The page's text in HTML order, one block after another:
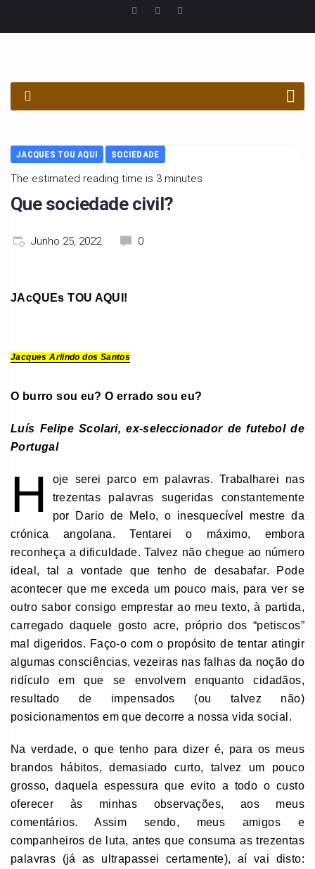
JACQUES TOU AQUI SOCIEDADE
The estimated reading time is 3 minutes
Que sociedade civil?
Junho 25, 2022 0
JAcQUEs TOU AQUI!
Jacques Arlindo dos Santos
O burro sou eu? O errado sou eu?
Luís Felipe Scolari, ex-seleccionador de futebol de
Portugal
H
oje serei parco em palavras. Trabalharei nas
trezentas palavras sugeridas constantemente
por Dario de Melo, o inesquecível mestre da
crónica angolana. Tentarei o máximo, embora
reconheça a dificuldade. Talvez não chegue ao número
ideal, tal a vontade que tenho de desabafar. Pode
acontecer que me exceda um pouco mais, para ver se
outro sabor consigo emprestar ao meu texto, à partida,
carregado daquele gosto acre, próprio dos “petiscos”
mal digeridos. Faço-o com o propósito de tentar atingir
algumas consciências, vezeiras nas falhas da noção do
ridículo em que se envolvem enquanto cidadãos,
resultado de impensados (ou talvez não)
posicionamentos em que decorre a nossa vida social.
Na verdade, o que tenho para dizer é, para os meus
brandos hábitos, demasiado curto, talvez um pouco
grosso, daquela espessura que evito a todo o custo
oferecer às minhas observações, aos meus
comentários. Assim sendo, meus amigos e
companheiros de luta, antes que consuma as trezentas
palavras (já as ultrapassei certamente), aí vai disto: